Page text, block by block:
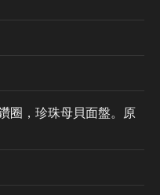
圈，珍珠母貝面盤。原